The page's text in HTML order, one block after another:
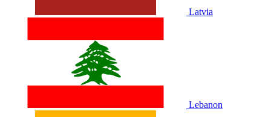
Latvia
Lebanon